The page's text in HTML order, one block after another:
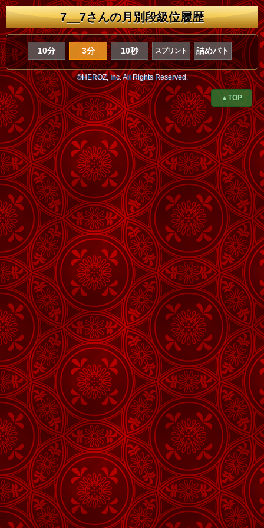
7__7さんの月別段級位履歴
10分 3分 10秒 スプリント 詰めバト
©HEROZ, Inc. All Rights Reserved.
▲TOP